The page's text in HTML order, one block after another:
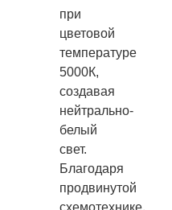
при
цветовой
температуре
5000К,
создавая
нейтрально-
белый
свет.
Благодаря
продвинутой
схемотехнике,